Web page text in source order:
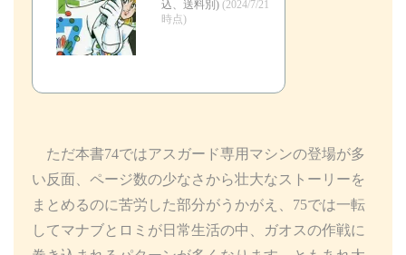
込、送料別) (2024/7/21
時点)
ただ本書74ではアスガード専用マシンの登場が多
い反面、ページ数の少なさから壮大なストーリーを
まとめるのに苦労した部分がうかがえ、75では一転
してマナブとロミが日常生活の中、ガオスの作戦に